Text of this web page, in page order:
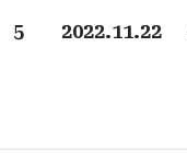
5 2022.11.22